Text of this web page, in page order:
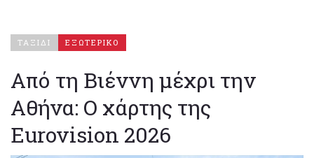
ΤΑΞΙΔΙ ΕΞΩΤΕΡΙΚΟ
Από τη Βιέννη μέχρι την
Αθήνα: Ο χάρτης της
Eurovision 2026